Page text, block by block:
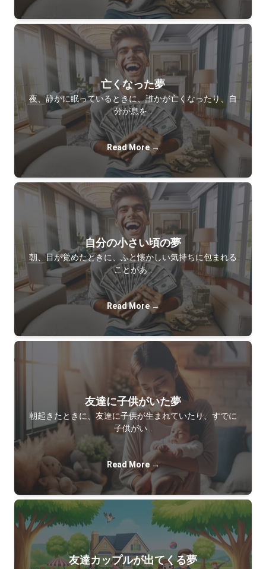
亡くなった夢
夜、静かに眠っているときに、誰かが亡くなったり、自
分が息を…
Read More →
自分の小さい頃の夢
朝、目が覚めたときに、ふと懐かしい気持ちに包まれる
ことがあ…
Read More →
友達に子供がいた夢
朝起きたときに、友達に子供が生まれていたり、すでに
子供がい…
Read More →
友達カップルが出てくる夢